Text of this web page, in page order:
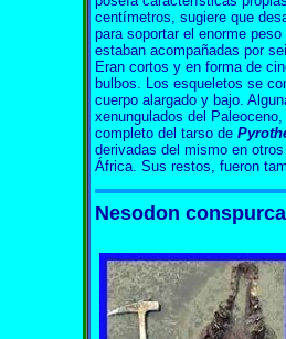
centímetros, sugiere que
para soportar el enorme
estaban acompañadas por
Eran cortos y en forma de
bulbos. Los esqueletos se
cuerpo alargado y bajo.
xenungulados del
completo del tarso de
derivadas del mismo en
África. Sus restos, fueron
Nesodon